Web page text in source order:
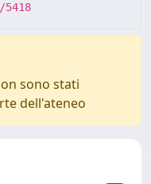
sono stati
dell'ateneo